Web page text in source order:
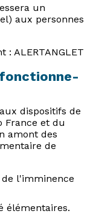
un
aux personnes
ALERTANGLET
dispositifs de
France et du
amont des
de
l'imminence
élémentaires.